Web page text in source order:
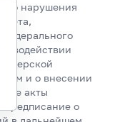
нарушения
Федерального
и о внесении
акты
предписание о